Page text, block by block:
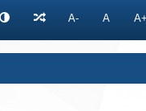
A- A A+